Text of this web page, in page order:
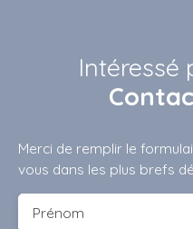
Intéressé
Merci de remplir le
vous dans les plus brefs
Prénom